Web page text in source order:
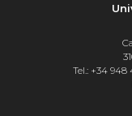
Tel.: +34 948